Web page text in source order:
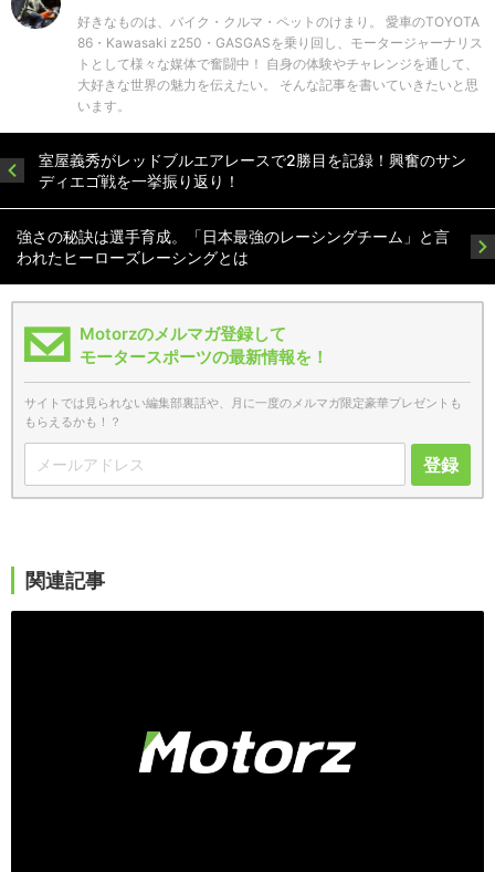
好きなものは、バイク・クルマ・ペットのけまり。 愛車のTOYOTA
86・Kawasaki z250・GASGASを乗り回し、モータージャーナリス
トとして様々な媒体で奮闘中！ 自身の体験やチャレンジを通して、
大好きな世界の魅力を伝えたい。 そんな記事を書いていきたいと思
います。
室屋義秀がレッドブルエアレースで2勝目を記録！興奮のサン
ディエゴ戦を一挙振り返り！
強さの秘訣は選手育成。「日本最強のレーシングチーム」と言
われたヒーローズレーシングとは
Motorzのメルマガ登録して
モータースポーツの最新情報を！
サイトでは見られない編集部裏話や、月に一度のメルマガ限定豪華プレゼントも
もらえるかも！？
登録
関連記事